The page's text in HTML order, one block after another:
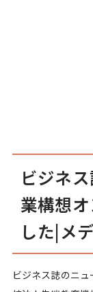
ビジネ
業構想
した|メ
ビジネス誌のニ